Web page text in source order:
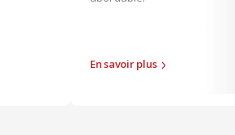
En savoir plus